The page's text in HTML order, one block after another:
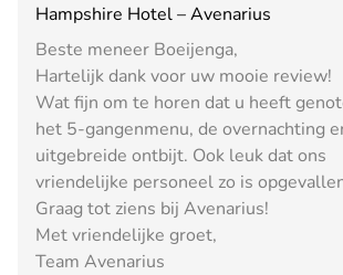
Hampshire Hotel – Avenarius
Beste meneer Boeijenga,
Hartelijk dank voor uw mooie review!
Wat fijn om te horen dat u heeft
het 5-gangenmenu, de overnachting
uitgebreide ontbijt. Ook leuk dat ons
vriendelijke personeel zo is
Graag tot ziens bij Avenarius!
Met vriendelijke groet,
Team Avenarius